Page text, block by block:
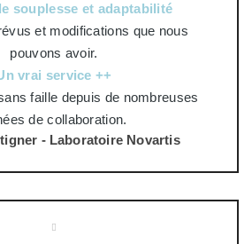
souplesse et adaptabilité
et modifications que nous
pouvons avoir.
vrai service ++
faille depuis de nombreuses
de collaboration.
- Laboratoire Novartis